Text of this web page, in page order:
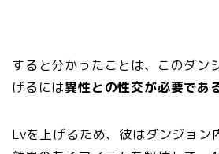
すると分かったことは、このダン
げるには異性との性交が必要であ
Lvを上げるため、彼はダンジョン